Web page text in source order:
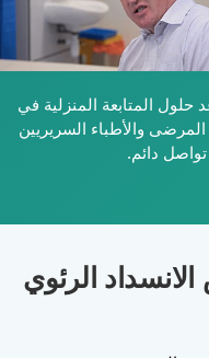
حلول المتابعة المنزلية في
المرضى والأطباء السريريين
دائم.
الرئوي